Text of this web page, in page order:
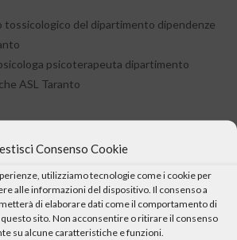
Consenso Cookie
utilizziamo tecnologie come i cookie per
alle informazioni del dispositivo. Il consenso a
di elaborare dati come il comportamento di
questo sito. Non acconsentire o ritirare il consenso
su alcune caratteristiche e funzioni.
tossicologico del dipartimento dipendenze
psicoterapeuta dipartimento
ASL Taranto
QUESTO EVENTO